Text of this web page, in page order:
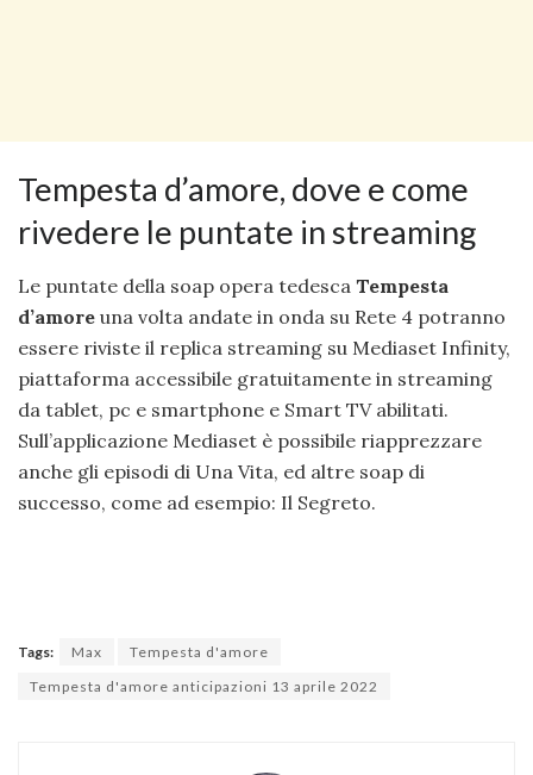
Tempesta d’amore, dove e come
rivedere le puntate in streaming
Le puntate della soap opera tedesca Tempesta
d’amore una volta andate in onda su Rete 4 potranno
essere riviste il replica streaming su Mediaset Infinity,
piattaforma accessibile gratuitamente in streaming
da tablet, pc e smartphone e Smart TV abilitati.
Sull’applicazione Mediaset è possibile riapprezzare
anche gli episodi di Una Vita, ed altre soap di
successo, come ad esempio: Il Segreto.
Tags: Max
Tempesta d'amore
Tempesta d'amore anticipazioni 13 aprile 2022